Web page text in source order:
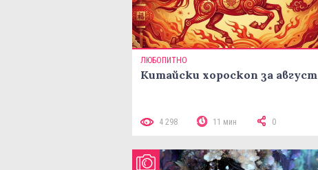
ЛЮБОПИТНО
Китайски хороскоп за август
4 298 11 мин 0